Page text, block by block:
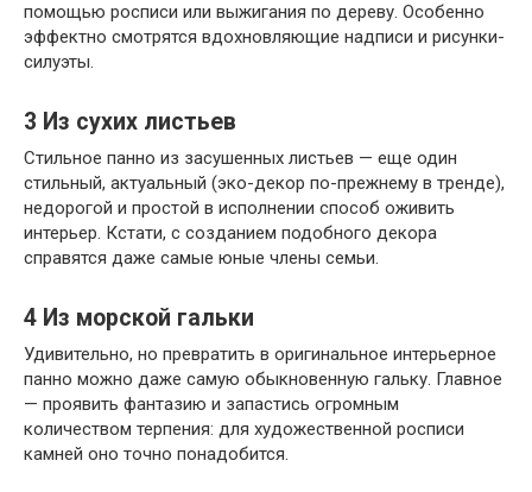
помощью росписи или выжигания по дереву. Особенно
эффектно смотрятся вдохновляющие надписи и рисунки-
силуэты.
3 Из сухих листьев
Стильное панно из засушенных листьев — еще один
стильный, актуальный (эко-декор по-прежнему в тренде),
недорогой и простой в исполнении способ оживить
интерьер. Кстати, с созданием подобного декора
справятся даже самые юные члены семьи.
4 Из морской гальки
Удивительно, но превратить в оригинальное интерьерное
панно можно даже самую обыкновенную гальку. Главное
— проявить фантазию и запастись огромным
количеством терпения: для художественной росписи
камней оно точно понадобится.